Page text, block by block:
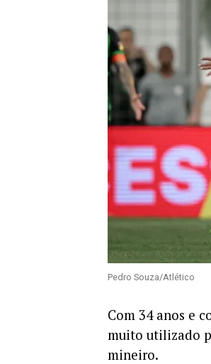
Pedro Souza/Atlético
Com 34 anos e
muito utilizado
mineiro.